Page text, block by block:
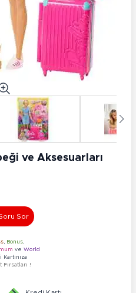
ve Aksesuarları
Sor
Bonus
ve World
Kartınıza
Fırsatları !